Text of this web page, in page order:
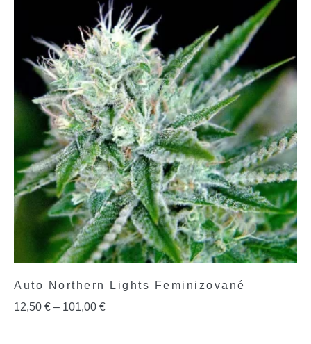
Auto Northern Lights Feminizované
12,50 € – 101,00 €